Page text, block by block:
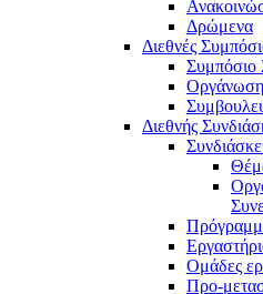
Δρώμενα
Διεθνές
Συμπόσιο
Οργάνωση
Διεθνής
Ομάδες
Προ-